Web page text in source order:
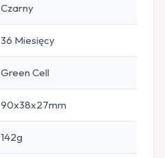
Czarny
36 Miesięcy
Green Cell
90x38x27mm
142g